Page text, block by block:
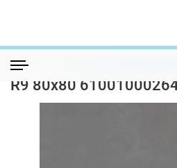
Керамогранит Керамогранит
Керамогранит
R9 80x80